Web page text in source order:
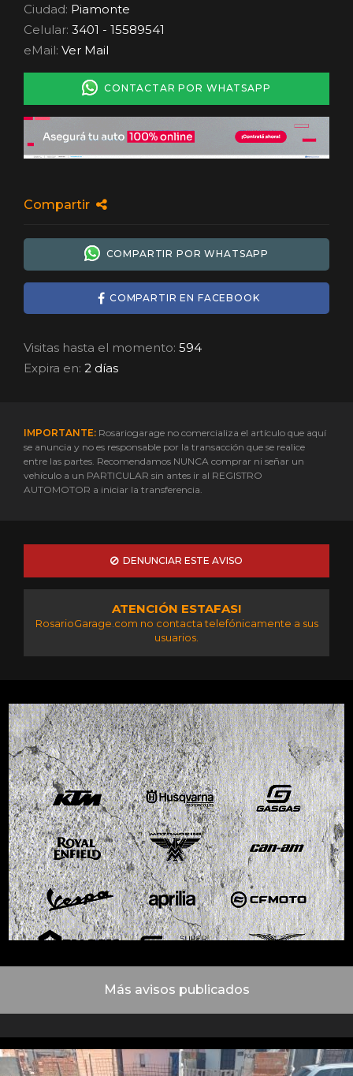
Ciudad: Piamonte
Celular: 3401 - 15589541
eMail: Ver Mail
CONTACTAR POR WHATSAPP
Compartir
COMPARTIR POR WHATSAPP
COMPARTIR EN FACEBOOK
Visitas hasta el momento: 594
Expira en: 2 días
IMPORTANTE: Rosariogarage no comercializa el artículo que aquí
se anuncia y no es responsable por la transacción que se realice
entre las partes. Recomendamos NUNCA comprar ni señar un
vehículo a un PARTICULAR sin antes ir al REGISTRO
AUTOMOTOR a iniciar la transferencia.
DENUNCIAR ESTE AVISO
ATENCIÓN ESTAFAS!
RosarioGarage.com no contacta telefónicamente a sus
usuarios.
Más avisos publicados